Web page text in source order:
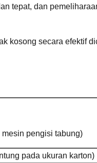
tepat, dan
kosong secara efektif
pengisi tabung)
pada ukuran karton)